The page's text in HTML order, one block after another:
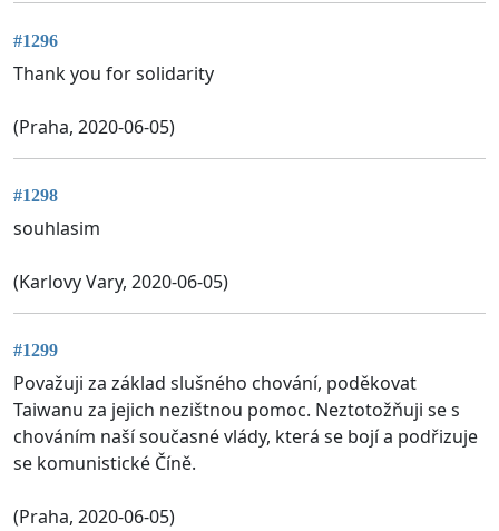
#1296
Thank you for solidarity
(Praha, 2020-06-05)
#1298
souhlasim
(Karlovy Vary, 2020-06-05)
#1299
Považuji za základ slušného chování, poděkovat
Taiwanu za jejich nezištnou pomoc. Neztotožňuji se s
chováním naší současné vlády, která se bojí a podřizuje
se komunistické Číně.
(Praha, 2020-06-05)